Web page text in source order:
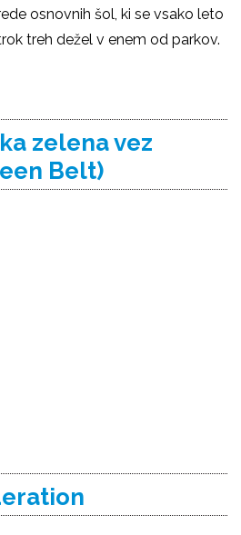
osnovnih šol, ki se vsako leto
treh dežel v enem od parkov.
zelena vez
Belt)